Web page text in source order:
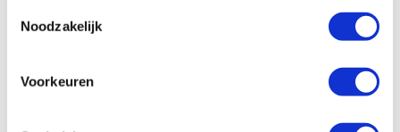
Noodzakelijk
Voorkeuren